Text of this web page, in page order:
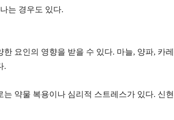
는 경우도 있다.
요인의 영향을 받을 수 있다. 마늘, 양파,
.
약물 복용이나 심리적 스트레스가 있다.